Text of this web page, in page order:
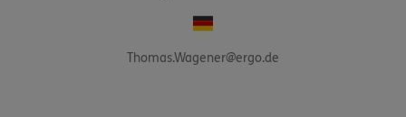
Thomas.Wagener@ergo.de